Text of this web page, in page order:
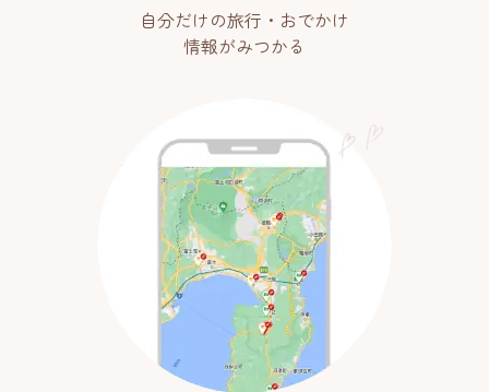
自分だけの旅行・おでかけ
情報がみつかる